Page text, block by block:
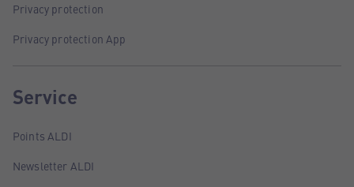
Privacy protection
Privacy protection App
Service
Points ALDI
Newsletter ALDI